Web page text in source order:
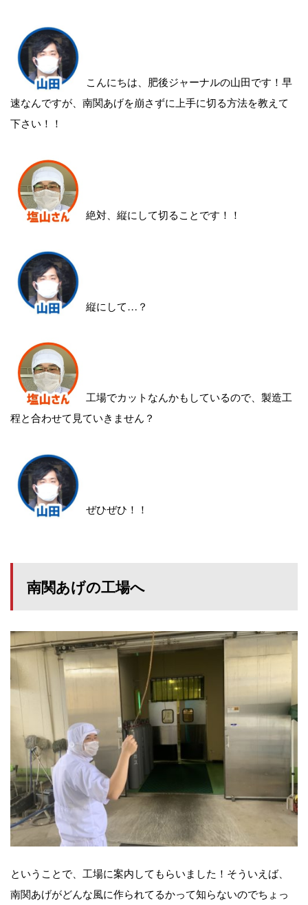
こんにちは、肥後ジャーナルの山田です！早
速なんですが、南関あげを崩さずに上手に切る方法を教えて
下さい！！
絶対、縦にして切ることです！！
縦にして…？
工場でカットなんかもしているので、製造工
程と合わせて見ていきません？
ぜひぜひ！！
南関あげの工場へ
ということで、工場に案内してもらいました！そういえば、
南関あげがどんな風に作られてるかって知らないのでちょっ